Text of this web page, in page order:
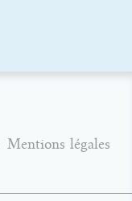
Mentions légales